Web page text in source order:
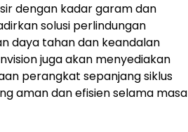
dengan kadar garam dan
solusi perlindungan
daya tahan dan keandalan
juga akan menyediakan
perangkat sepanjang siklus
aman dan efisien selama masa